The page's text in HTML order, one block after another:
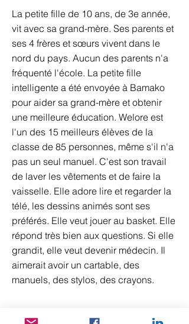
La petite fille de 10 ans, de 3e année,
vit avec sa grand-mère. Ses parents et
ses 4 frères et sœurs vivent dans le
nord du pays. Aucun des parents n'a
fréquenté l'école. La petite fille
intelligente a été envoyée à Bamako
pour aider sa grand-mère et obtenir
une meilleure éducation. Welore est
l'un des 15 meilleurs élèves de la
classe de 85 personnes, même s'il n'a
pas un seul manuel. C'est son travail
de laver les vêtements et de faire la
vaisselle. Elle adore lire et regarder la
télé, les dessins animés sont ses
préférés. Elle veut jouer au basket. Elle
répond très bien aux questions. Si elle
grandit, elle veut devenir médecin. Il
aimerait avoir un cartable, des
manuels, des stylos, des crayons.